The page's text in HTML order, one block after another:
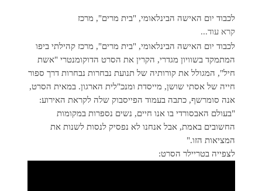
לכבוד יום האישה הבינלאומי, "בית מרים", מרכז
קרא עוד...
לכבוד יום האישה הבינלאומי, "בית מרים", מרכז קהילתי ביפו
המתמקד בשוויון מגדרי, הקרין את הסרט הדוקומנטרי "אשת
חיל", המגולל את קורותיה של תנועת נבחרות נבחרות דרך ספור
חייה של אסתי שושן, מייסדת ומנכ"לית הארגון. במאית הסרט,
אנה סומרשף, כתבה בעמוד הפייסבוק שלה לקראת האירוע:
"בעולם האבסורדי בו אנו חיים, נשים נספרות במקומות
החשובים באמת, אבל אנחנו לא נפסיק לנסות לשנות את
המציאות הזו."
לצפייה בטריילר הסרט: